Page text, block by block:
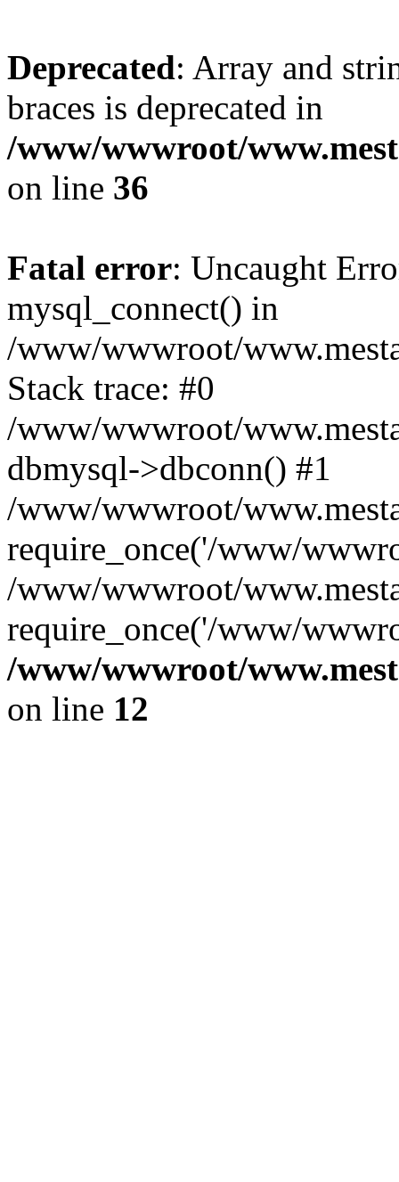
Deprecated: Array and
braces is deprecated in
/www/wwwroot/
on line 36
Fatal error: Uncaught
mysql_connect() in
/www/wwwroot/
Stack trace: #0
/www/wwwroot/
dbmysql->dbconn() #1
/www/wwwroot/
require_once('/www/
/www/wwwroot/
require_once('/www/
/www/wwwroot/
on line 12